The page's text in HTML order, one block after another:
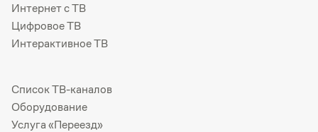
Интернет с ТВ
Цифровое ТВ
Интерактивное ТВ
Список ТВ-каналов
Оборудование
Услуга «Переезд»